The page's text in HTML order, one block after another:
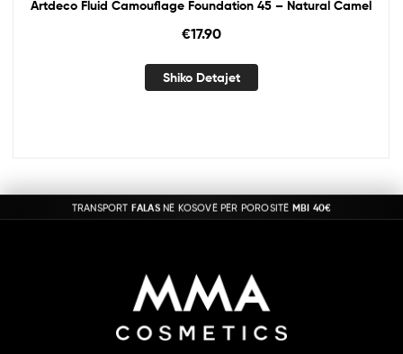
Artdeco Fluid Camouflage Foundation 45 – Natural Camel
€17.90
Shiko Detajet
TRANSPORT FALASNË KOSOVË PËR POROSITË MBI 40€